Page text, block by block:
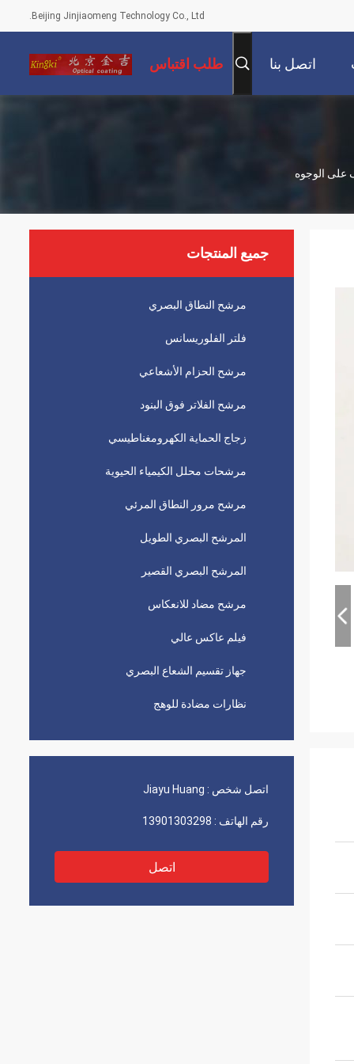
Beijing Jinjiaomeng Technology Co., Ltd.
اتصل بنا طلب اقتباس
جميع المنتجات
مرشح النطاق البصري
فلتر الفلوريسانس
مرشح الحزام الأشعاعي
مرشح الفلاتر فوق البنود
زجاج الحماية الكهرومغناطيسي
مرشحات محلل الكيمياء الحيوية
مرشح مرور النطاق المرئي
المرشح البصري الطويل
المرشح البصري القصير
مرشح مضاد للانعكاس
فيلم عاكس عالي
جهاز تقسيم الشعاع البصري
نظارات مضادة للوهج
اتصل شخص : Jiayu Huang
رقم الهاتف : 13901303298
اتصل